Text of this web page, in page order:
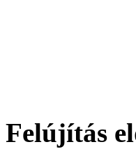
Felújítás